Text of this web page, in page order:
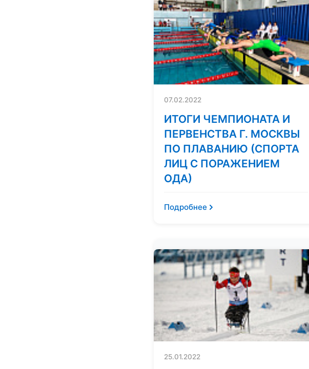
07.02.2022
ИТОГИ ЧЕМПИОНАТА И
ПЕРВЕНСТВА Г. МОСКВЫ
ПО ПЛАВАНИЮ (СПОРТА
ЛИЦ С ПОРАЖЕНИЕМ
ОДА)
Подробнее
25.01.2022